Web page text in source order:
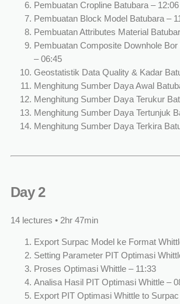
Pembuatan Cropline Batubara – 12:06
Pembuatan Block Model Batubara –
Pembuatan Attributes Material
Pembuatan Composite Downhole
– 06:45
Geostatistik Data Quality & Kadar
Menghitung Sumber Daya Awal
Menghitung Sumber Daya Terukur
Menghitung Sumber Daya Tertunjuk
Menghitung Sumber Daya Terkira
Day 2
14 lectures • 2hr 47min
Export Surpac Model ke Format
Setting Parameter PIT Optimasi
Proses Optimasi Whittle – 11:33
Analisa Hasil PIT Optimasi Whittle –
Export PIT Optimasi Whittle to